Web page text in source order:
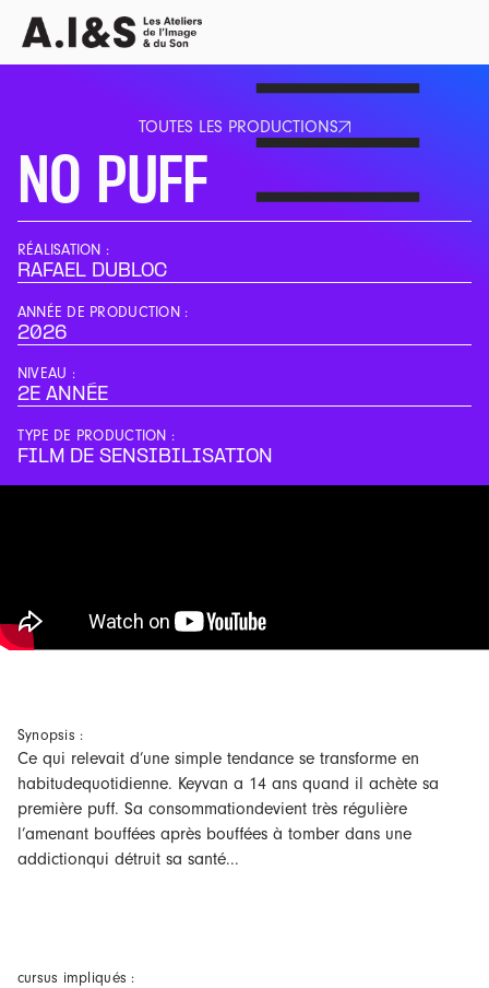
TOUTES LES PRODUCTIONS
TOUTES LES PRODUCTIONS
NO PUFF
RÉALISATION :
RAFAEL DUBLOC
ANNÉE DE PRODUCTION :
2026
NIVEAU :
2E ANNÉE
TYPE DE PRODUCTION :
FILM DE SENSIBILISATION
Synopsis :
Ce qui relevait d’une simple tendance se transforme en
habitudequotidienne. Keyvan a 14 ans quand il achète sa
première puff. Sa consommationdevient très régulière
l’amenant bouffées après bouffées à tomber dans une
addictionqui détruit sa santé...
cursus impliqués :